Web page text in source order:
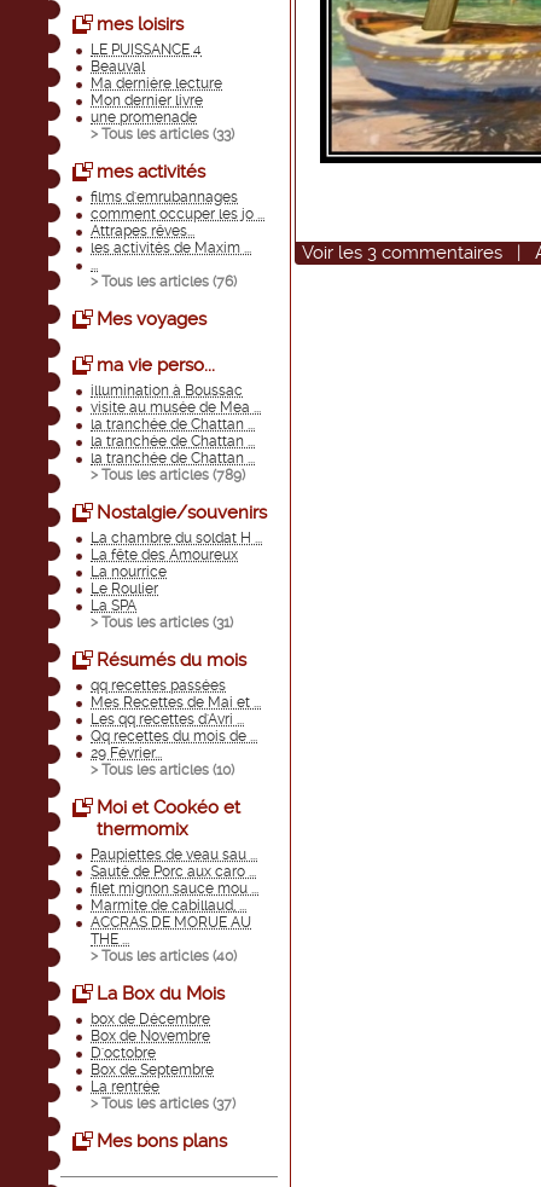
mes loisirs
LE PUISSANCE 4
Beauval
Ma dernière lecture
Mon dernier livre
une promenade
> Tous les articles (33)
mes activités
films d'emrubannages
comment occuper les jo ...
Attrapes rêves...
les activités de Maxim ...
...
> Tous les articles (76)
Mes voyages
ma vie perso...
illumination à Boussac
visite au musée de Mea ...
la tranchée de Chattan ...
la tranchée de Chattan ...
la tranchée de Chattan ...
> Tous les articles (789)
Nostalgie/souvenirs
La chambre du soldat H ...
La fête des Amoureux
La nourrice
Le Roulier
La SPA
> Tous les articles (31)
Résumés du mois
qq recettes passées
Mes Recettes de Mai et ...
Les qq recettes d'Avri ...
Qq recettes du mois de ...
29 Février...
> Tous les articles (10)
Moi et Cookéo et
thermomix
Paupiettes de veau sau ...
Sauté de Porc aux caro ...
filet mignon sauce mou ...
Marmite de cabillaud, ...
ACCRAS DE MORUE AU
THE ...
> Tous les articles (40)
La Box du Mois
box de Décembre
Box de Novembre
D'octobre
Box de Septembre
La rentrée
> Tous les articles (37)
Mes bons plans
Voir les 3 commentaires |